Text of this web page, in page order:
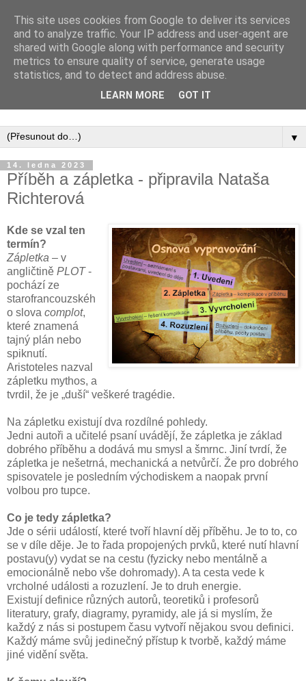
Inspirujte se tím, co píší posluchači kurzů a co se na nich
▼
14. ledna 2023
Příběh a zápletka - připravila Nataša
Richterová
Kde se vzal ten
termín?
Zápletka – v
angličtině PLOT-
pochází ze
starofrancouzskéh
o slova complot,
které znamená
tajný plán nebo
spiknutí.
Aristoteles nazval
zápletku mythos, a
tvrdil, že je „duší“ veškeré tragédie.
Na zápletku existují dva rozdílné pohledy.
Jedni autoři a učitelé psaní uvádějí, že zápletka je základ
dobrého příběhu a dodává mu smysl a šmrnc. Jiní tvrdí, že
zápletka je nešetrná, mechanická a netvůrčí. Že pro dobrého
spisovatele je posledním východiskem a naopak první
volbou pro tupce.
Co je tedy zápletka?
Jde o sérii událostí, které tvoří hlavní děj příběhu. Je to to, co
se v díle děje. Je to řada propojených prvků, které nutí hlavní
postavu(y) vydat se na cestu (fyzicky nebo mentálně a
emocionálně nebo vše dohromady). A ta cesta vede k
vrcholné události a rozuzlení. Je to druh energie.
Existují definice různých autorů, teoretiků i profesorů
literatury, grafy, diagramy, pyramidy, ale já si myslím, že
každý z nás si postupem času vytvoří nějakou svou definici.
Každý máme svůj jedinečný přístup k tvorbě, každý máme
jiné vidění světa.
This site uses cookies from Google to deliver its services
and to analyze traffic. Your IP address and user-agent are
shared with Google along with performance and security
metrics to ensure quality of service, generate usage
statistics, and to detect and address abuse.
LEARN MORE GOT IT